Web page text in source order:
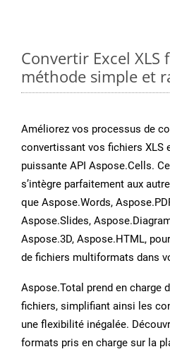
Convertir Excel
méthode simple et
Améliorez vos processus de
convertissant vos fichiers XLS
puissante API Aspose.Cells.
s’intègre parfaitement aux
que Aspose.Words,
Aspose.Slides,
Aspose.3D, Aspose.HTML,
de fichiers multiformats dans
Aspose.Total prend en charge
fichiers, simplifiant ainsi les
une flexibilité inégalée.
formats pris en charge sur la